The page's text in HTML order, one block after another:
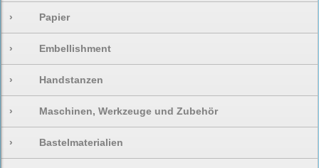
› Papier
› Embellishment
› Handstanzen
› Maschinen, Werkzeuge und Zubehör
› Bastelmaterialien